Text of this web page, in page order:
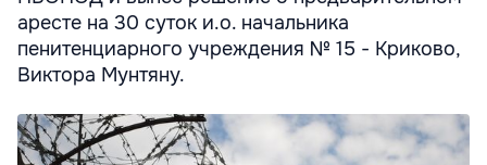
аресте на 30 суток и.о. начальника
пенитенциарного учреждения № 15 - Криково,
Виктора Мунтяну.